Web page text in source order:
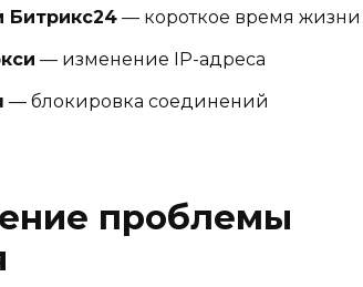
Битрикс24 — короткое время жизни
— изменение IP-адреса
— блокировка соединений
проблемы